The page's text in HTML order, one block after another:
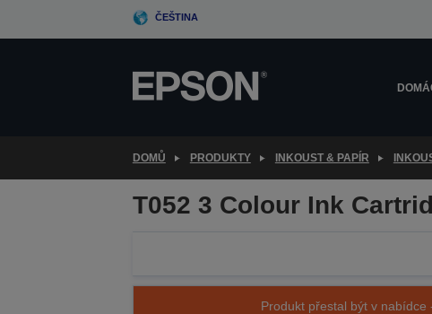
ČEŠTINA
DOMŮ PRODUKTY INKOUST & PAPÍR
T052 3 Colour Ink
Produkt přestal být v